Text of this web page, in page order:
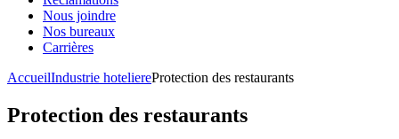
Nous joindre
Nos bureaux
Carrières
AccueilIndustrie hoteliereProtection des restaurants
Protection des restaurants